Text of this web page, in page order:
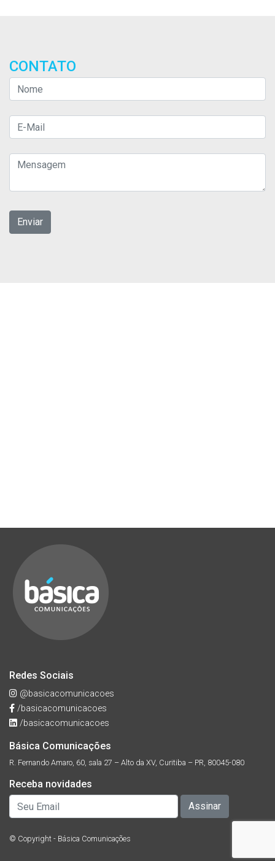
CONTATO
Redes Sociais
@basicacomunicacoes
/basicacomunicacoes
/basicacomunicacoes
Básica Comunicações
R. Fernando Amaro, 60, sala 27 – Alto da XV, Curitiba – PR, 80045-080
Receba novidades
© Copyright - Básica Comunicações